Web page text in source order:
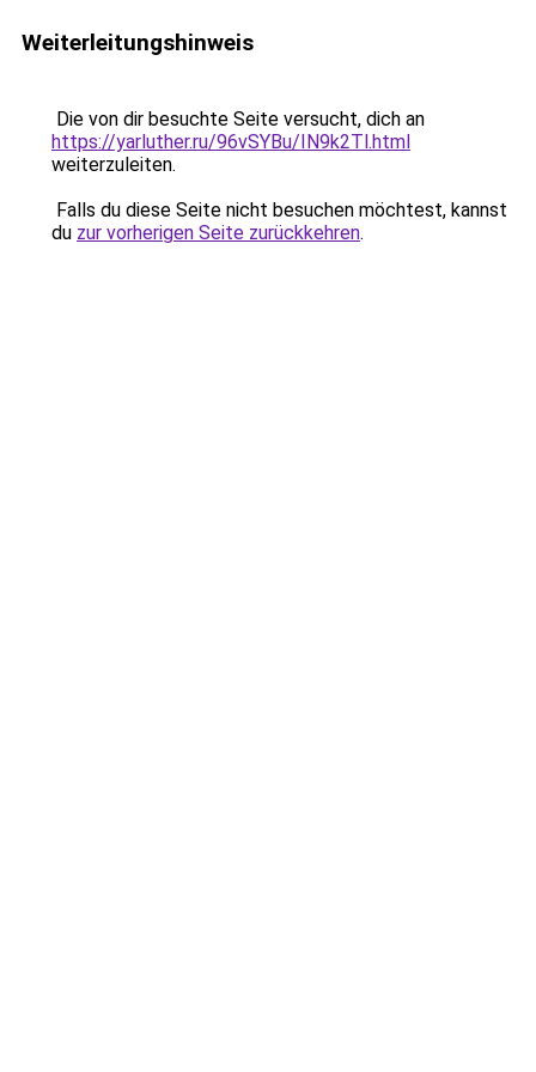
Weiterleitungshinweis
Die von dir besuchte Seite versucht, dich an
https://yarluther.ru/96vSYBu/IN9k2Tl.html
weiterzuleiten.
Falls du diese Seite nicht besuchen möchtest, kannst
du zur vorherigen Seite zurückkehren.